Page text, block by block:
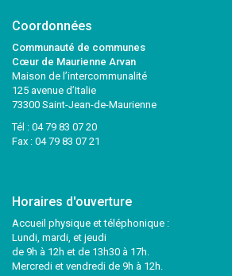
Coordonnées
Communauté de communes
Cœur de Maurienne Arvan
Maison de l’intercommunalité
125 avenue d’Italie
73300 Saint-Jean-de-Maurienne
Tél : 04 79 83 07 20
Fax : 04 79 83 07 21
Horaires d'ouverture
Accueil physique et téléphonique :
Lundi, mardi, et jeudi
de 9h à 12h et de 13h30 à 17h.
Mercredi et vendredi de 9h à 12h.